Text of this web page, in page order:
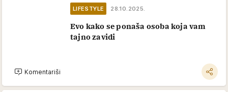
LIFESTYLE 28.10.2025.
Evo kako se ponaša osoba koja vam
tajno zavidi
Komentariši